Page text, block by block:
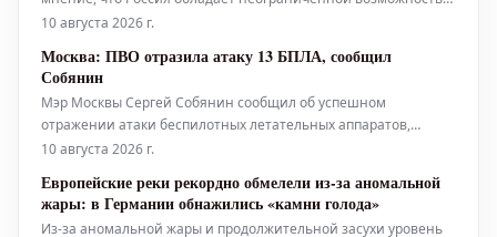
уничтожать любые объекты на территории Украины по
довоенных складских мощностей в Киеве разрушены, что, по
его словам, свидетел
10 августа 2026 г.
Москва: ПВО отразила атаку 13 БПЛА, сообщил
Собянин
Мэр Москвы Сергей Собянин сообщил об успешном
отражении атаки беспилотных летательных аппаратов,
направлявшихся к столице. По его словам, силы
сложности 13 дронов. Изначально градоначальник
информировал о перехвате восьми БПЛА, однако позже
10 августа 2026 г.
Европейские реки рекордно обмелели из-за аномальной
жары: в Германии обнажились «камни голода»
Из-за аномальной жары и продолжительной засухи уровень